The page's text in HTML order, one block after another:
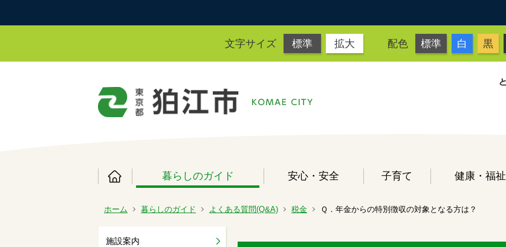
文字サイズ 標準 拡大 配色 標準 白 黒
暮らしのガイド 安心・安全 子育て 健康・福祉
ホーム 暮らしのガイド よくある質問(Q&A) 税金 Ｑ．年金からの特別徴収の対象となる方は？
施設案内